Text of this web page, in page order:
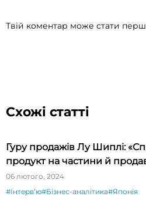
Твій коментар може стати
Схожі статті
Гуру продажів Лу Шиплі:
продукт на частини й
будете вражені»
06 лютого, 2024
#Інтервʼю#Бізнес-аналітика#Японія